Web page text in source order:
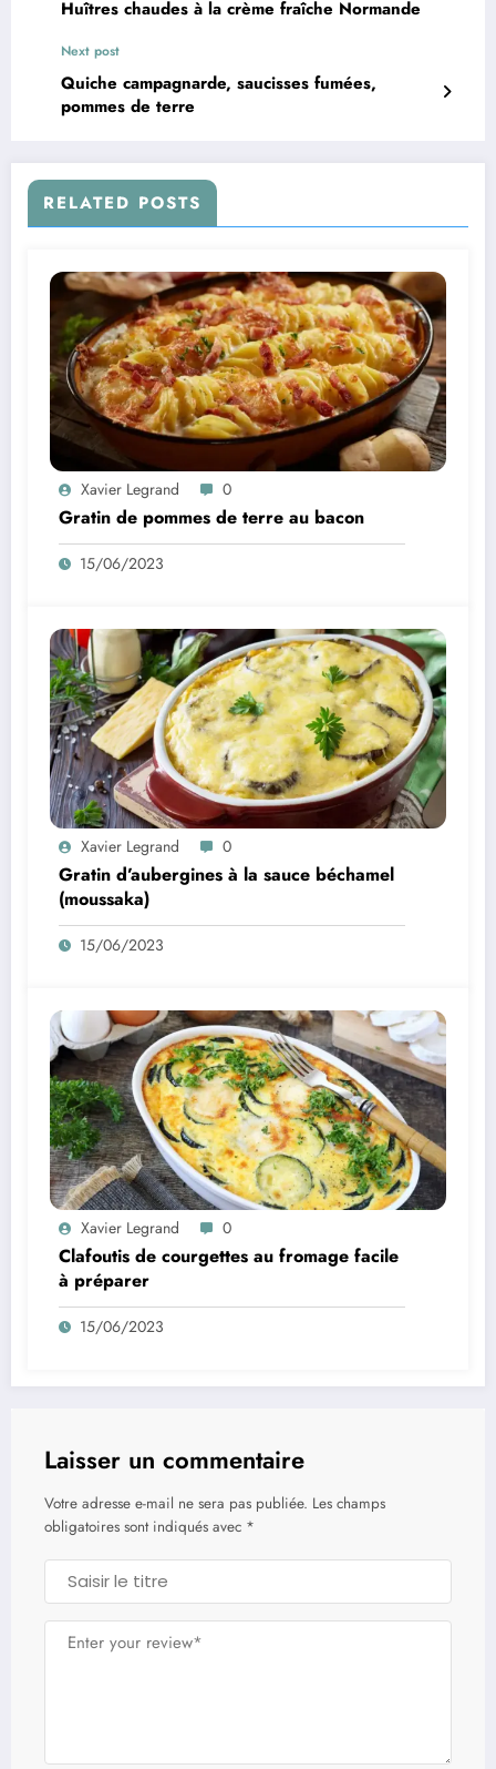
Huîtres chaudes à la crème fraîche Normande
Next post
Quiche campagnarde, saucisses fumées,
pommes de terre
RELATED POSTS
Xavier Legrand 0
Gratin de pommes de terre au bacon
15/06/2023
Xavier Legrand 0
Gratin d’aubergines à la sauce béchamel
(moussaka)
15/06/2023
Xavier Legrand 0
Clafoutis de courgettes au fromage facile
à préparer
15/06/2023
Laisser un commentaire
Votre adresse e-mail ne sera pas publiée. Les champs
obligatoires sont indiqués avec *